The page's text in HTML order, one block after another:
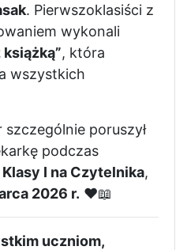
. Pierwszoklasiści z
wykonali
książką”, która
wszystkich
poruszył
podczas
I na Czytelnika,
2026 r. ❤️📖
uczniom,